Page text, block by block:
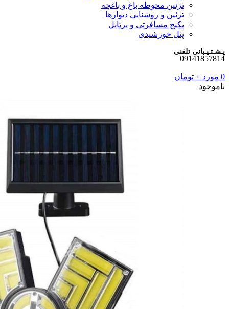
تزئین محوطه باغ و باغچه
تزئین و روشنایی دیوارها
پکیج مسافرتی و پرتابل
پنل خورشیدی
پـشـتـیـبانی تلفنی
09141857814
0 مورد ۰ تومان
ناموجود